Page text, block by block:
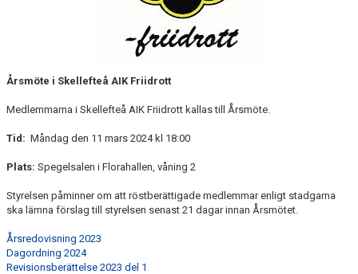
Årsmöte i Skellefteå AIK Friidrott
Medlemmarna i Skellefteå AIK Friidrott kallas till Årsmöte.
Tid: Måndag den 11 mars 2024 kl 18:00
Plats: Spegelsalen i Florahallen, våning 2
Styrelsen påminner om att röstberättigade medlemmar enligt stadgarna
ska lämna förslag till styrelsen senast 21 dagar innan Årsmötet.
Årsredovisning 2023
Dagordning 2024
Revisionsberättelse 2023 del 1